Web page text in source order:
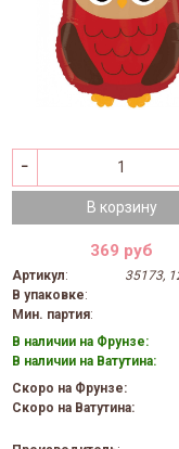
В корзину
369 руб
Артикул:
35173,
В упаковке:
Мин. партия:
В наличии на Фрунзе:
В наличии на Ватутина:
Скоро на Фрунзе:
Скоро на Ватутина: